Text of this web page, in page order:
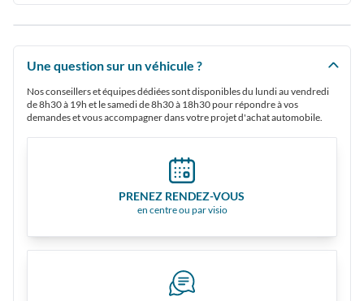
Une question sur un véhicule ?
Nos conseillers et équipes dédiées sont disponibles du lundi au vendredi
de 8h30 à 19h et le samedi de 8h30 à 18h30 pour répondre à vos
demandes et vous accompagner dans votre projet d'achat automobile.
PRENEZ RENDEZ-VOUS
en centre ou par visio